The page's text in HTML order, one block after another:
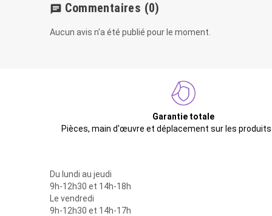
chat Commentaires (0)
Aucun avis n'a été publié pour le moment.
Garantie totale
Pièces, main d'œuvre et déplacement sur les
Du lundi au jeudi
9h-12h30 et 14h-18h
Le vendredi
9h-12h30 et 14h-17h